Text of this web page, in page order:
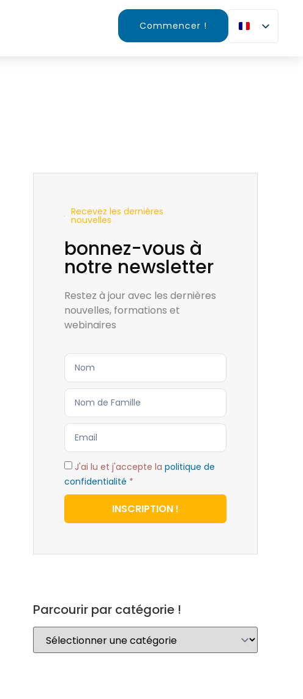
Commencer !
Recevez les dernières
nouvelles
bonnez-vous à
notre newsletter
Restez à jour avec les dernières
nouvelles, formations et
webinaires
J'ai lu et j'accepte la politique de
confidentialité *
INSCRIPTION !
Parcourir par catégorie !